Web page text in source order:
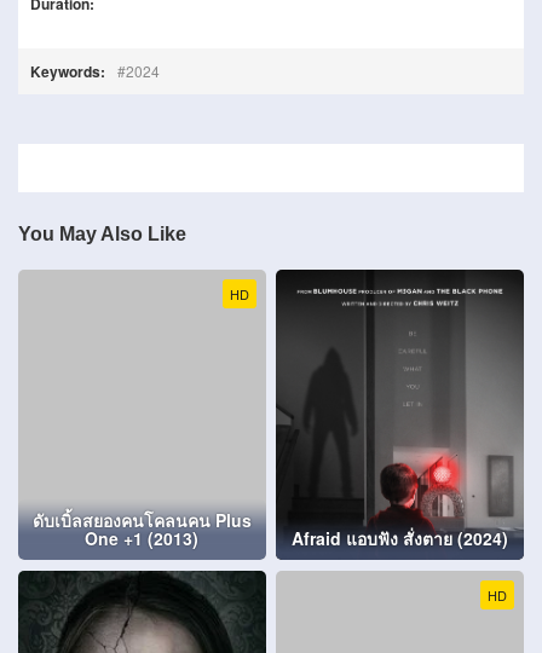
Keywords: 2024
You May Also Like
HD
ดับเบิ้ลสยองคนโคลนคน Plus
One +1 (2013) Afraid แอบฟัง สั่งตาย (2024)
HD